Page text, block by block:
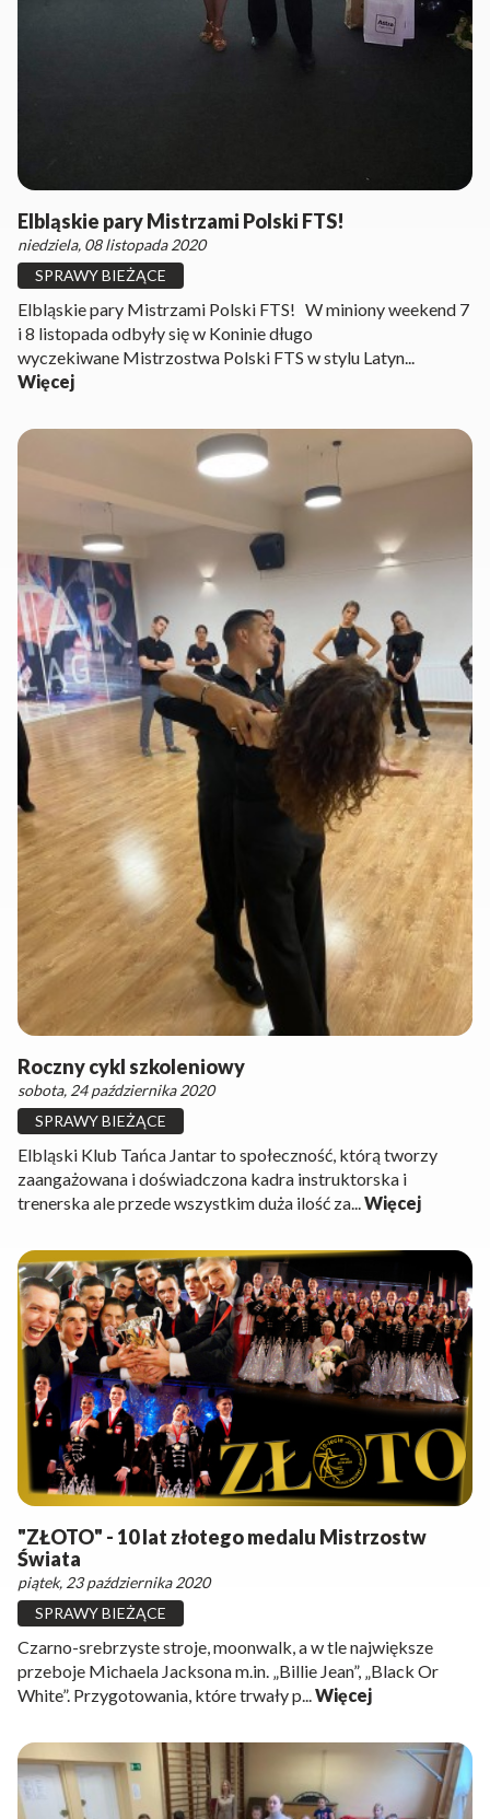
Elbląskie pary Mistrzami Polski FTS!
niedziela, 08 listopada 2020
SPRAWY BIEŻĄCE
Elbląskie pary Mistrzami Polski FTS! W miniony weekend 7
i 8 listopada odbyły się w Koninie długo
wyczekiwane Mistrzostwa Polski FTS w stylu Latyn...
Więcej
Roczny cykl szkoleniowy
sobota, 24 października 2020
SPRAWY BIEŻĄCE
Elbląski Klub Tańca Jantar to społeczność, którą tworzy
zaangażowana i doświadczona kadra instruktorska i
trenerska ale przede wszystkim duża ilość za...Więcej
"ZŁOTO" - 10 lat złotego medalu Mistrzostw
Świata
piątek, 23 października 2020
SPRAWY BIEŻĄCE
Czarno-srebrzyste stroje, moonwalk, a w tle największe
przeboje Michaela Jacksona m.in. „Billie Jean”, „Black Or
White”. Przygotowania, które trwały p...Więcej